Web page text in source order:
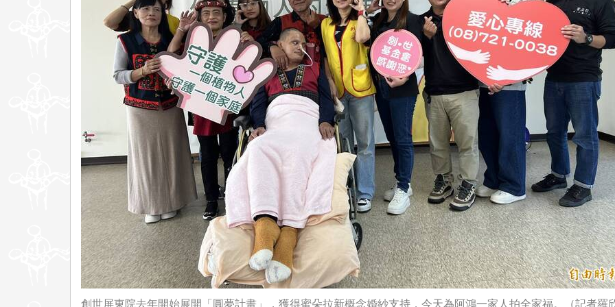
創世屏東院去年開始展開「圓夢計畫」，獲得蜜朵拉新概念婚紗支持，今天為阿鴻一家人拍全家福。（記者羅